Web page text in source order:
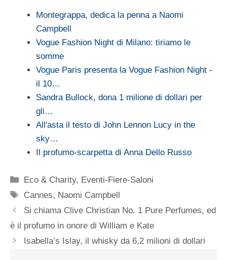
Montegrappa, dedica la penna a Naomi
Campbell
Vogue Fashion Night di Milano: tiriamo le
somme
Vogue Paris presenta la Vogue Fashion Night -
il 10…
Sandra Bullock, dona 1 milione di dollari per
gli…
All'asta il testo di John Lennon Lucy in the
sky…
Il profumo-scarpetta di Anna Dello Russo
Categorie
Eco & Charity, Eventi-Fiere-Saloni
Tag
Cannes, Naomi Campbell
Si chiama Clive Christian No. 1 Pure Perfumes, ed
è il profumo in onore di William e Kate
Isabella’s Islay, il whisky da 6,2 milioni di dollari